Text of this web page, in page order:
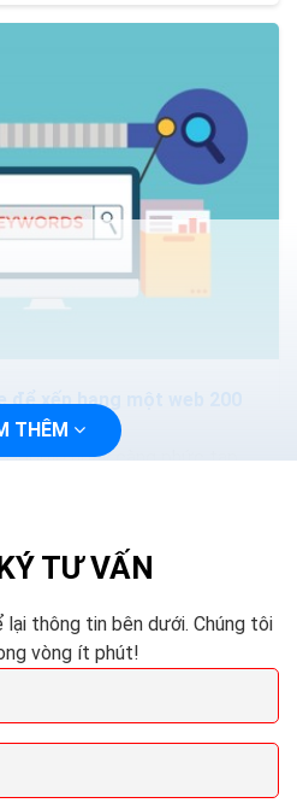
để xếp hạng một web 200
ngày càng phức tạp
THÊM
TƯ VẤN
lại thông tin bên dưới. Chúng tôi
vòng ít phút!